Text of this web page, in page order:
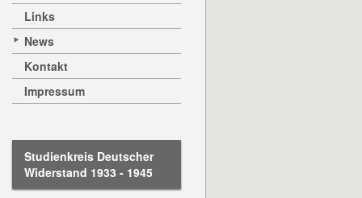
Links
News
Kontakt
Impressum
Studienkreis Deutscher
Widerstand 1933 - 1945